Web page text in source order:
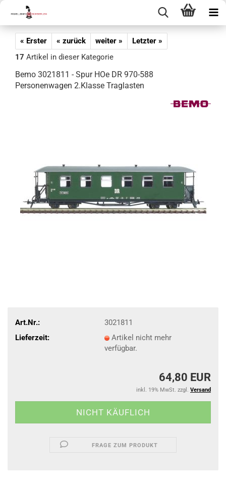
« Erster « zurück weiter »
Letzter »
17 Artikel in dieser Kategorie
Bemo 3021811 - Spur HOe DR 970-588
Personenwagen 2.Klasse Traglasten
Art.Nr.:
3021811
Lieferzeit:
Artikel nicht mehr
verfügbar.
64,80 EUR
inkl. 19% MwSt. zzgl. Versand
FRAGE ZUM PRODUKT